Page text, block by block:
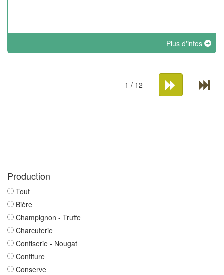
Plus d'infos
1 / 12
Production
Tout
Bière
Champignon - Truffe
Charcuterie
Confiserie - Nougat
Confiture
Conserve